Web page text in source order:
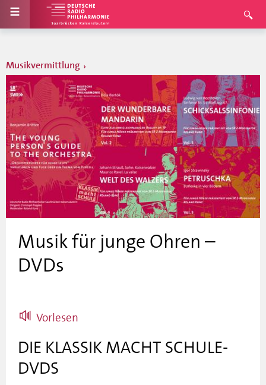
Musikvermittlung
Musik für junge Ohren –
DVDs
Vorlesen
DIE KLASSIK MACHT SCHULE-
DVDS